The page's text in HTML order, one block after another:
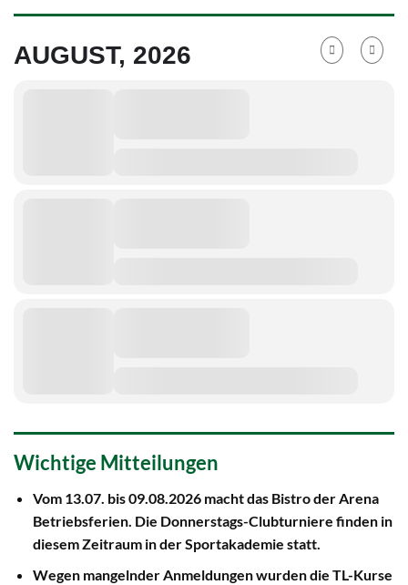
AUGUST, 2026
Wichtige Mitteilungen
Vom 13.07. bis 09.08.2026 macht das Bistro der Arena
Betriebsferien. Die Donnerstags-Clubturniere finden in
diesem Zeitraum in der Sportakademie statt.
Wegen mangelnder Anmeldungen wurden die TL-Kurse